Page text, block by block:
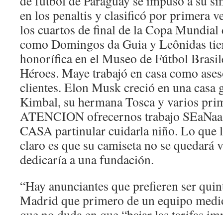
en los penaltis y clasificó por primera
los cuartos de final de la Copa Mundial
como Domingos da Guia y Leônidas
honorífica en el Museo de Fútbol
Héroes. Maye trabajó en casa como
clientes. Elon Musk creció en una casa
Kimbal, su hermana Tosca y varios
ATENCION ofrecernos trabajo
CASA partinular cuidarla niño. Lo que
claro es que su camiseta no se quedará
dedicaría a una fundación.
“Hay anunciantes que prefieren ser
Madrid que primero de un equipo